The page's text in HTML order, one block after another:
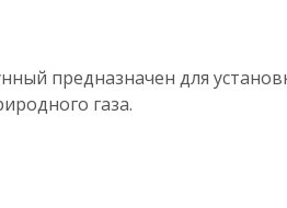
предназначен для
газа.